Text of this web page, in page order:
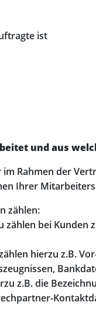
ist
und aus
Rahmen der
Ihrer
zählen:
bei Kunden
hierzu z.B.
z.B. die